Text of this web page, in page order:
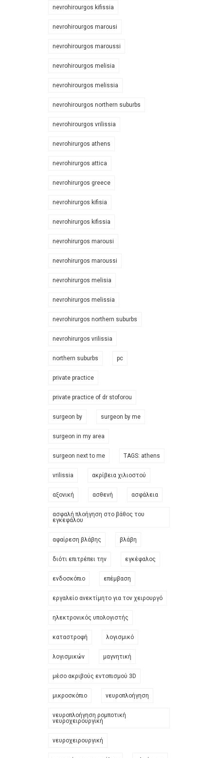
nevrohirourgos kifissia
nevrohirourgos marousi
nevrohirourgos maroussi
nevrohirourgos melisia
nevrohirourgos melissia
nevrohirourgos northern suburbs
nevrohirourgos vrilissia
nevrohirurgos athens
nevrohirurgos attica
nevrohirurgos greece
nevrohirurgos kifisia
nevrohirurgos kifissia
nevrohirurgos marousi
nevrohirurgos maroussi
nevrohirurgos melisia
nevrohirurgos melissia
nevrohirurgos northern suburbs
nevrohirurgos vrilissia
northern suburbs pc
private practice
private practice of dr stoforou
surgeon by surgeon by me
surgeon in my area
surgeon next to me TAGS: athens
vrilissia ακρίβεια χιλιοστού
αξονική ασθενή ασφάλεια
ασφαλή πλοήγηση στο βάθος του
εγκεφάλου
αφαίρεση βλάβης βλάβη
διότι επιτρέπει την εγκέφαλος
ενδοσκόπιο επέμβαση
εργαλείο ανεκτίμητο για τον χειρουργό
ηλεκτρονικός υπολογιστής
καταστροφή λογισμικό
λογισμικών μαγνητική
μέσο ακριβούς εντοπισμού 3D
μικροσκόπιο νευροπλοήγηση
νευροπλοήγηση ρομποτική
νευροχειρουργική
νευροχειρουργική